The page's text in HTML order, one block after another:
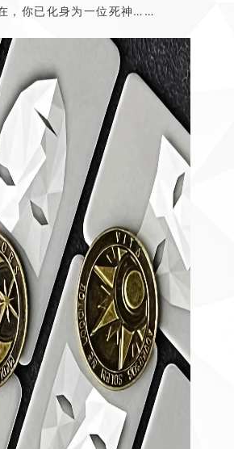
，你已化身为一位死神……